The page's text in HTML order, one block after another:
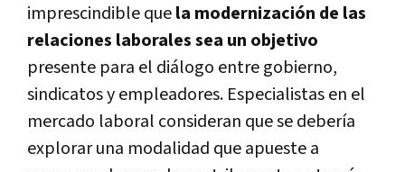
imprescindible quela modernización de las
relaciones laborales sea un objetivo
presente para el diálogo entre gobierno,
sindicatos y empleadores. Especialistas en el
mercado laboral consideran que se debería
explorar una modalidad que apueste a